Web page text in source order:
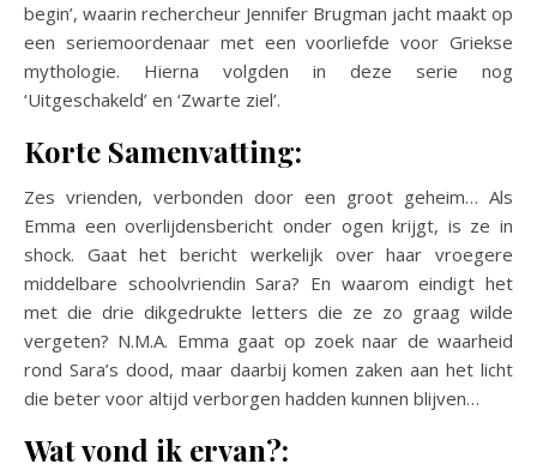
begin’, waarin rechercheur Jennifer Brugman jacht maakt op
een seriemoordenaar met een voorliefde voor Griekse
mythologie. Hierna volgden in deze serie nog
‘Uitgeschakeld’ en ‘Zwarte ziel’.
Korte Samenvatting:
Zes vrienden, verbonden door een groot geheim… Als
Emma een overlijdensbericht onder ogen krijgt, is ze in
shock. Gaat het bericht werkelijk over haar vroegere
middelbare schoolvriendin Sara? En waarom eindigt het
met die drie dikgedrukte letters die ze zo graag wilde
vergeten? N.M.A. Emma gaat op zoek naar de waarheid
rond Sara’s dood, maar daarbij komen zaken aan het licht
die beter voor altijd verborgen hadden kunnen blijven…
Wat vond ik ervan?: